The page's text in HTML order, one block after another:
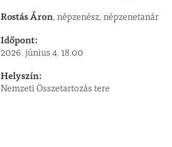
Rostás Áron, népzenész, népzenetanár
Időpont:
2026. június 4. 18.00
Helyszín:
Nemzeti Összetartozás tere